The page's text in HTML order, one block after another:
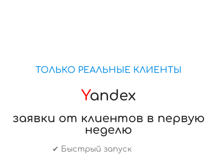
ТОЛЬКО РЕАЛЬНЫЕ КЛИЕНТЫ
Yandex
заявки от клиентов в первую
неделю
✔ Быстрый запуск